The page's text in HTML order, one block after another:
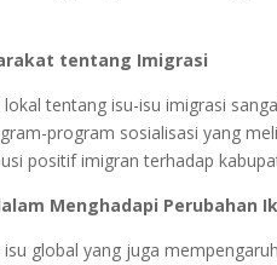
tentang Imigrasi
tentang isu-isu imigrasi
program sosialisasi yang
positif imigran terhadap
Menghadapi Perubahan
global yang juga